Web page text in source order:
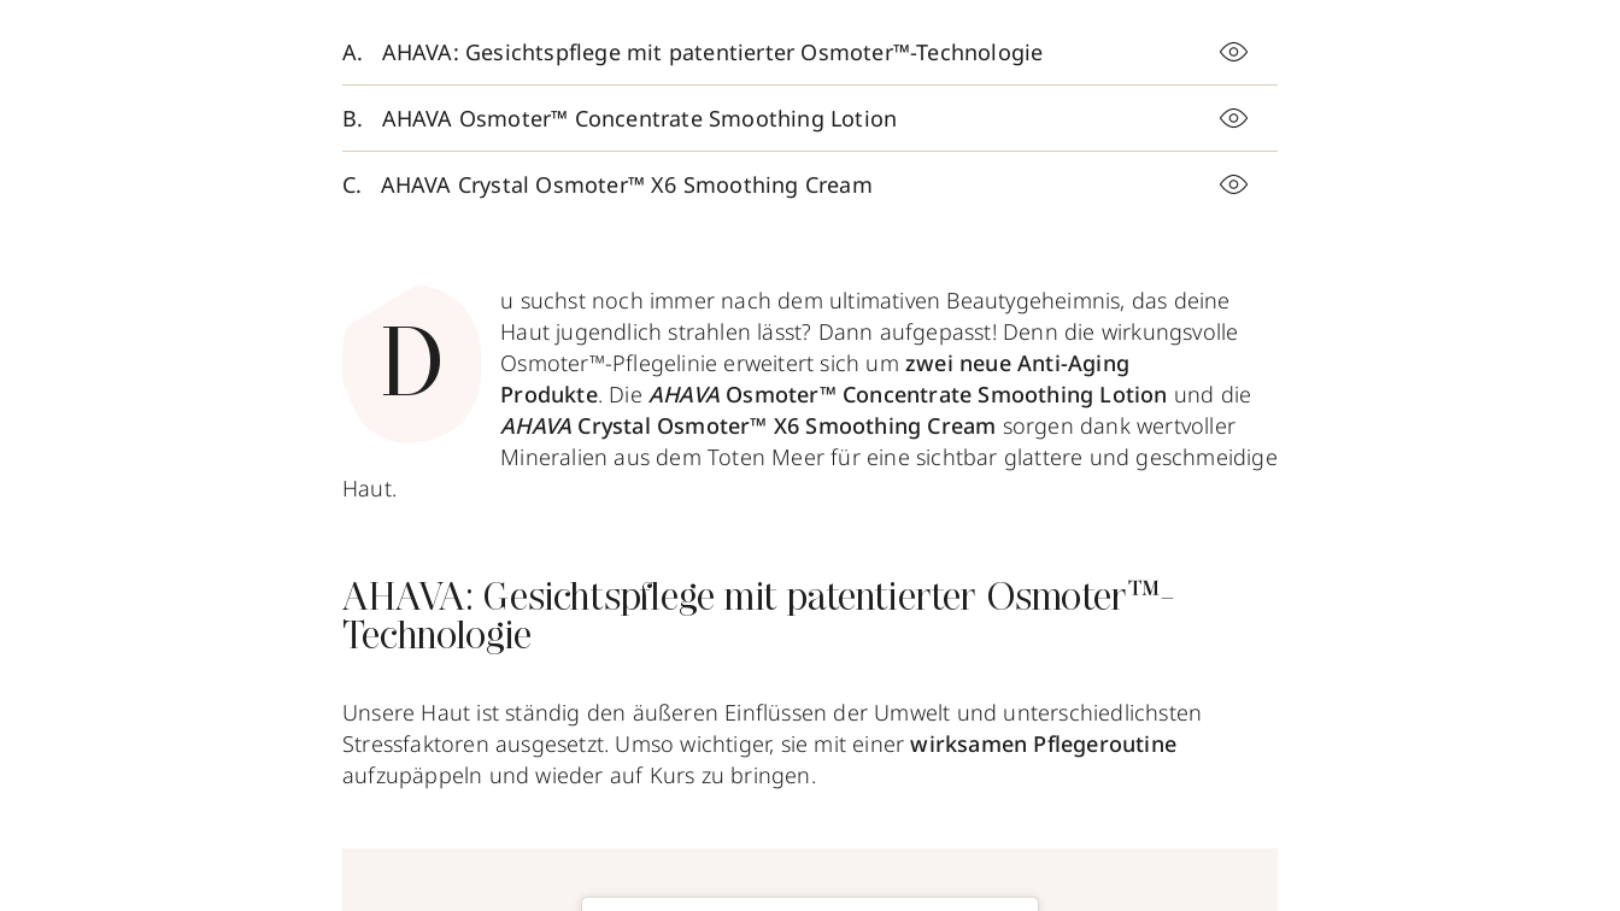
AHAVA: Gesichtspflege mit patentierter Osmoter™-Technologie
AHAVA Osmoter™ Concentrate Smoothing Lotion
AHAVA Crystal Osmoter™ X6 Smoothing Cream
D
u suchst noch immer nach dem ultimativen Beautygeheimnis, das deine
Haut jugendlich strahlen lässt? Dann aufgepasst! Denn die wirkungsvolle
Osmoter™-Pflegelinie erweitert sich umzwei neue Anti-Aging
Produkte. DieAHAVA Osmoter™ Concentrate Smoothing Lotion und die
AHAVA Crystal Osmoter™ X6 Smoothing Cream sorgen dank wertvoller
Mineralien aus dem Toten Meer für eine sichtbar glattere und geschmeidige
Haut.
AHAVA: Gesichtspflege mit patentierter Osmoter™-
Technologie
Unsere Haut ist ständig den äußeren Einflüssen der Umwelt und unterschiedlichsten
Stressfaktoren ausgesetzt. Umso wichtiger, sie mit einerwirksamen Pflegeroutine
aufzupäppeln und wieder auf Kurs zu bringen.